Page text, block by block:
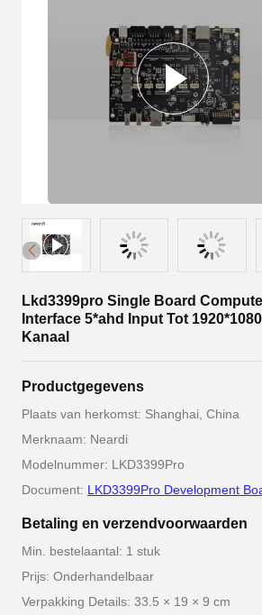
Lkd3399pro Single Board
Interface 5*ahd Input Tot
Kanaal
Productgegevens
Plaats van herkomst: Shanghai, China
Merknaam: Neardi
Modelnummer: LKD3399Pro
Document: LKD3399Pro Development
Betaling en verzendvoorwaarden
Min. bestelaantal: 1 stuk
Prijs: Onderhandelbaar
Verpakking Details: 33.5 × 19 × 9 cm